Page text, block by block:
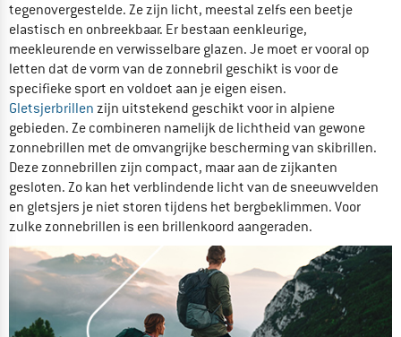
tegenovergestelde. Ze zijn licht, meestal zelfs een beetje
elastisch en onbreekbaar. Er bestaan eenkleurige,
meekleurende en verwisselbare glazen. Je moet er vooral op
letten dat de vorm van de zonnebril geschikt is voor de
specifieke sport en voldoet aan je eigen eisen.
Gletsjerbrillen zijn uitstekend geschikt voor in alpiene
gebieden. Ze combineren namelijk de lichtheid van gewone
zonnebrillen met de omvangrijke bescherming van skibrillen.
Deze zonnebrillen zijn compact, maar aan de zijkanten
gesloten. Zo kan het verblindende licht van de sneeuwvelden
en gletsjers je niet storen tijdens het bergbeklimmen. Voor
zulke zonnebrillen is een brillenkoord aangeraden.